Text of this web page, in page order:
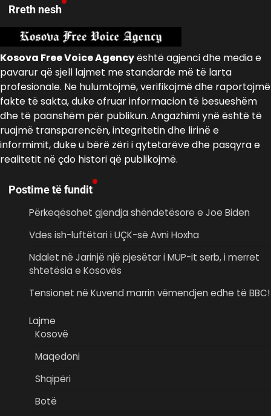
Rreth nesh
Kosova Free Voice Agencyështë agjenci dhe media e
pavarur që sjell lajmet me standarde më të larta
profesionale. Ne hulumtojmë, verifikojmë dhe raportojmë
fakte të sakta, duke ofruar informacion të besueshëm
dhe të paanshëm për publikun. Angazhimi ynë është të
ruajmë transparencën, integritetin dhe lirinë e
informimit, duke u bërë zëri i qytetarëve dhe pasqyra e
realitetit në çdo histori që publikojmë.
Postime të fundit
Përkeqësohet gjendja shëndetësore e Joe Biden
Vdes ish-luftëtari i UÇK-së Avni Hoxha
Ndalet në Jarinjë një pjesëtar i MUP-it serb, i merret
shtetësia e Kosovës
Tensionet në Kuvend marrin vëmendjen edhe të BBC!
Lajme
Kosovë
Maqedoni
Shqipëri
Botë